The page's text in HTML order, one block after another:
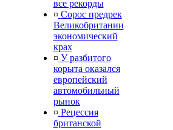
все рекорды
¤ Сорос предрек
Великобритании
экономический
крах
¤ У разбитого
корыта оказался
европейский
автомобильный
рынок
¤ Рецессия
британской